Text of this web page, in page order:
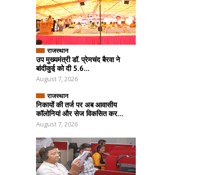
राजस्थान
उप मुख्यमंत्री डॉ. प्रेमचंद बैरवा ने
बांदीकुई को दी 5.6...
August 7, 2026
राजस्थान
निकायों की तर्ज पर अब आवासीय
कॉलोनियां और सेज विकसित कर...
August 7, 2026